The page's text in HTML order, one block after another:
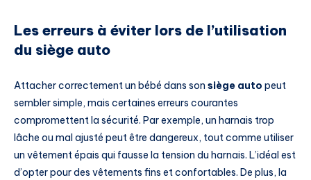
Les erreurs à éviter lors de l’utilisation
du siège auto
Attacher correctement un bébé dans son siège auto peut
sembler simple, mais certaines erreurs courantes
compromettent la sécurité. Par exemple, un harnais trop
lâche ou mal ajusté peut être dangereux, tout comme utiliser
un vêtement épais qui fausse la tension du harnais. L’idéal est
d’opter pour des vêtements fins et confortables. De plus, la